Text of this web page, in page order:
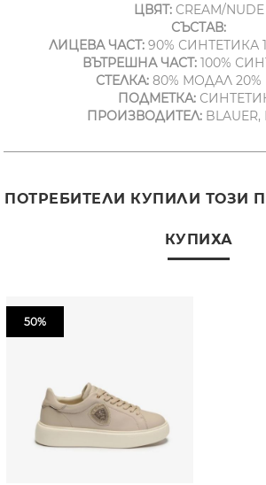
ЦВЯТ:CREAM/NUDE
СЪСТАВ:
ЛИЦЕВА ЧАСТ: 90% СИНТЕТИКА
ВЪТРЕШНА ЧАСТ:100%
СТЕЛКА: 80% МОДАЛ
ПОДМЕТКА:
ПРОИЗВОДИТЕЛ:
ПОТРЕБИТЕЛИ КУПИЛИ ТОЗИ
КУПИХА
50%